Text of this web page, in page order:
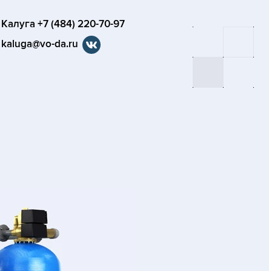
Калуга +7 (484) 220-70-97
kaluga@vo-da.ru